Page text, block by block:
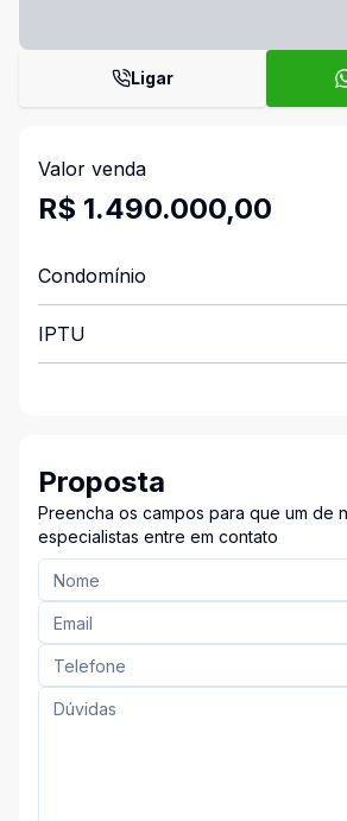
Ligar
Valor venda
R$ 1.490.000,00
Condomínio
IPTU
Proposta
Preencha os campos para que um de
especialistas entre em contato